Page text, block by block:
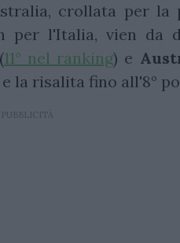
crollata per la
per l'Italia, vien da
11° nel ranking) e
la risalita fino all'8°